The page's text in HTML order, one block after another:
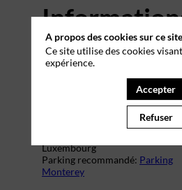
pratiques
Adresse: 29 Bd Grande-Duchesse
Luxembourg
Parking recommandé: Parking
Monterey
A propos des cookies sur ce site
Ce site utilise des cookies
expérience.
Accepter
Refuser